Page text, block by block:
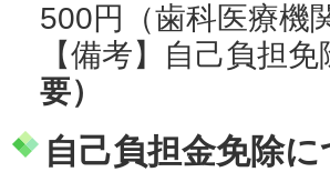
500円（歯科医療機
【備考】自己負担
要）
自己負担金免除